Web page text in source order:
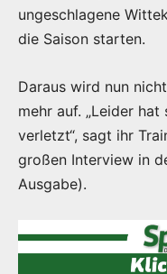
ungeschlagene
die Saison starten.
Daraus wird nun
mehr auf. „Leider
verletzt“, sagt ihr
großen Interview in
Ausgabe).